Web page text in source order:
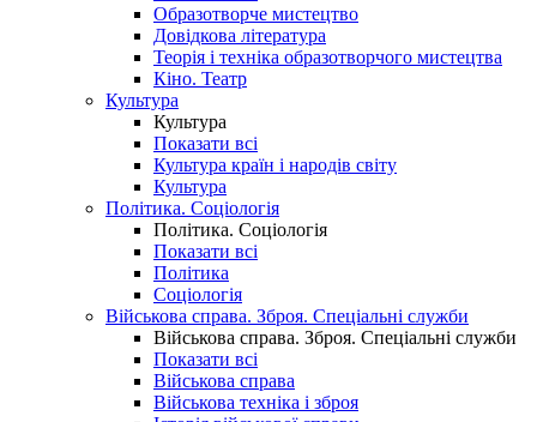
Образотворче мистецтво
Довідкова література
Теорія і техніка образотворчого мистецтва
Кіно. Театр
Культура
Культура
Показати всі
Культура країн і народів світу
Культура
Політика. Соціологія
Політика. Соціологія
Показати всі
Політика
Соціологія
Військова справа. Зброя. Спеціальні служби
Військова справа. Зброя. Спеціальні служби
Показати всі
Військова справа
Військова техніка і зброя